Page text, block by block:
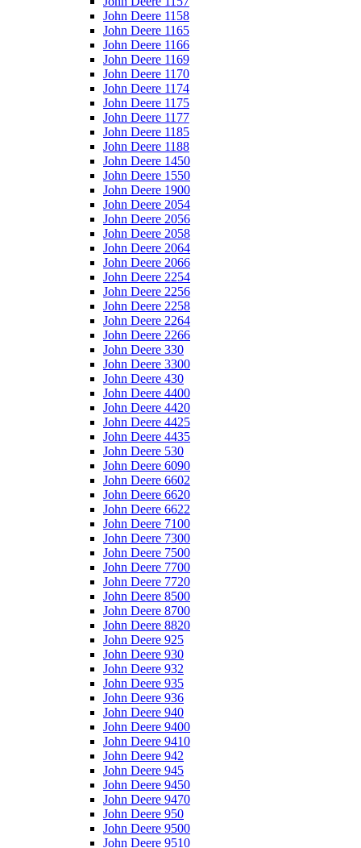
John Deere 1158
John Deere 1165
John Deere 1166
John Deere 1169
John Deere 1170
John Deere 1174
John Deere 1175
John Deere 1177
John Deere 1185
John Deere 1188
John Deere 1450
John Deere 1550
John Deere 1900
John Deere 2054
John Deere 2056
John Deere 2058
John Deere 2064
John Deere 2066
John Deere 2254
John Deere 2256
John Deere 2258
John Deere 2264
John Deere 2266
John Deere 330
John Deere 3300
John Deere 430
John Deere 4400
John Deere 4420
John Deere 4425
John Deere 4435
John Deere 530
John Deere 6090
John Deere 6602
John Deere 6620
John Deere 6622
John Deere 7100
John Deere 7300
John Deere 7500
John Deere 7700
John Deere 7720
John Deere 8500
John Deere 8700
John Deere 8820
John Deere 925
John Deere 930
John Deere 932
John Deere 935
John Deere 936
John Deere 940
John Deere 9400
John Deere 9410
John Deere 942
John Deere 945
John Deere 9450
John Deere 9470
John Deere 950
John Deere 9500
John Deere 9510